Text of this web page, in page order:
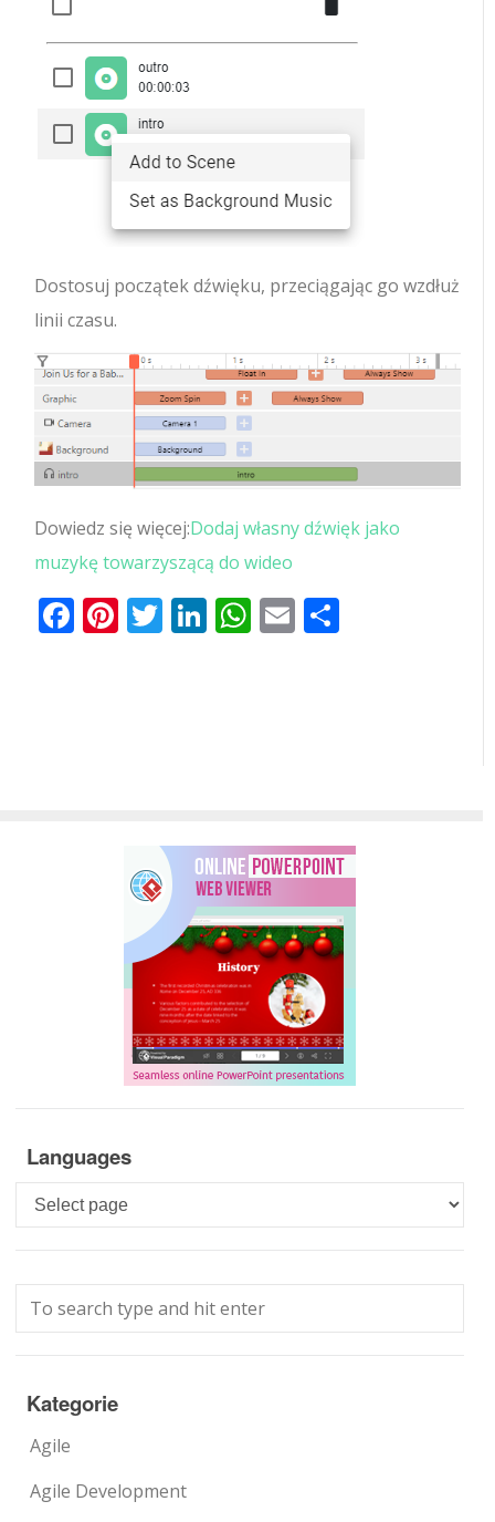
Dostosuj początek dźwięku, przeciągając go wzdłuż
linii czasu.
Dowiedz się więcej:Dodaj własny dźwięk jako
muzykę towarzyszącą do wideo
Facebook
Pinterest
Twitter
LinkedIn
WhatsApp
Email
Languages
Languages
Kategorie
Agile
Agile Development